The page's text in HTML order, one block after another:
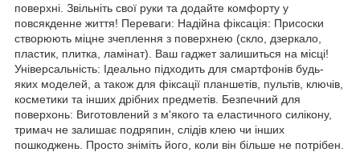
поверхні. Звільніть свої руки та додайте комфорту у
повсякденне життя! Переваги: Надійна фіксація: Присоски
створюють міцне зчеплення з поверхнею (скло, дзеркало,
пластик, плитка, ламінат). Ваш гаджет залишиться на місці!
Універсальність: Ідеально підходить для смартфонів будь-
яких моделей, а також для фіксації планшетів, пультів, ключів,
косметики та інших дрібних предметів. Безпечний для
поверхонь: Виготовлений з м'якого та еластичного силікону,
тримач не залишає подряпин, слідів клею чи інших
пошкоджень. Просто зніміть його, коли він більше не потрібен.